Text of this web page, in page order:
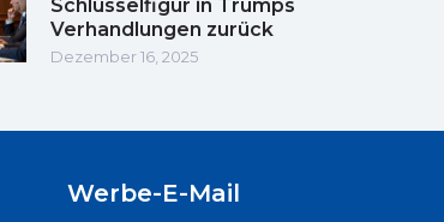
Schlüsselfigur in Trumps
Verhandlungen zurück
Dezember 16, 2025
Werbe-E-Mail